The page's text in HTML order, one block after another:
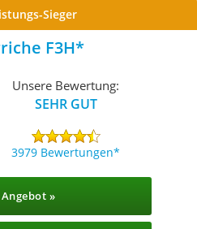
Sieger
F3H
Unsere Bewertung:
SEHR GUT
3979 Bewertungen
»